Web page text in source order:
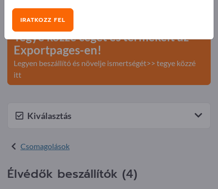
Tegye közzé cégét és termékeit az
Exportpages-en!
Legyen beszállító és növelje ismertségét>> tegye közzé
itt
Kiválasztás
Csomagolások
Élvédők beszállítók (4)
IRATKOZZ FEL